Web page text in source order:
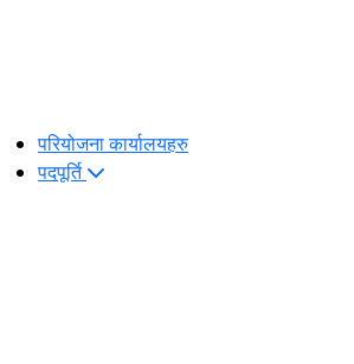
परियोजना कार्यालयहरु
पदपूर्ति